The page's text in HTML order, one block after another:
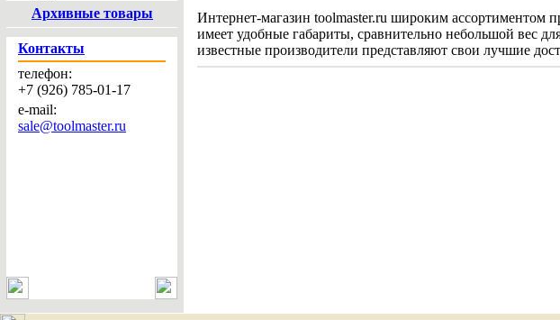
Архивные товары
Контакты
телефон:
+7 (926) 785-01-17
e-mail:
sale@toolmaster.ru
Интернет-магазин toolmaster.ru широким ассортиментом
имеет удобные габариты, сравнительно небольшой вес
известные производители представляют свои лучшие